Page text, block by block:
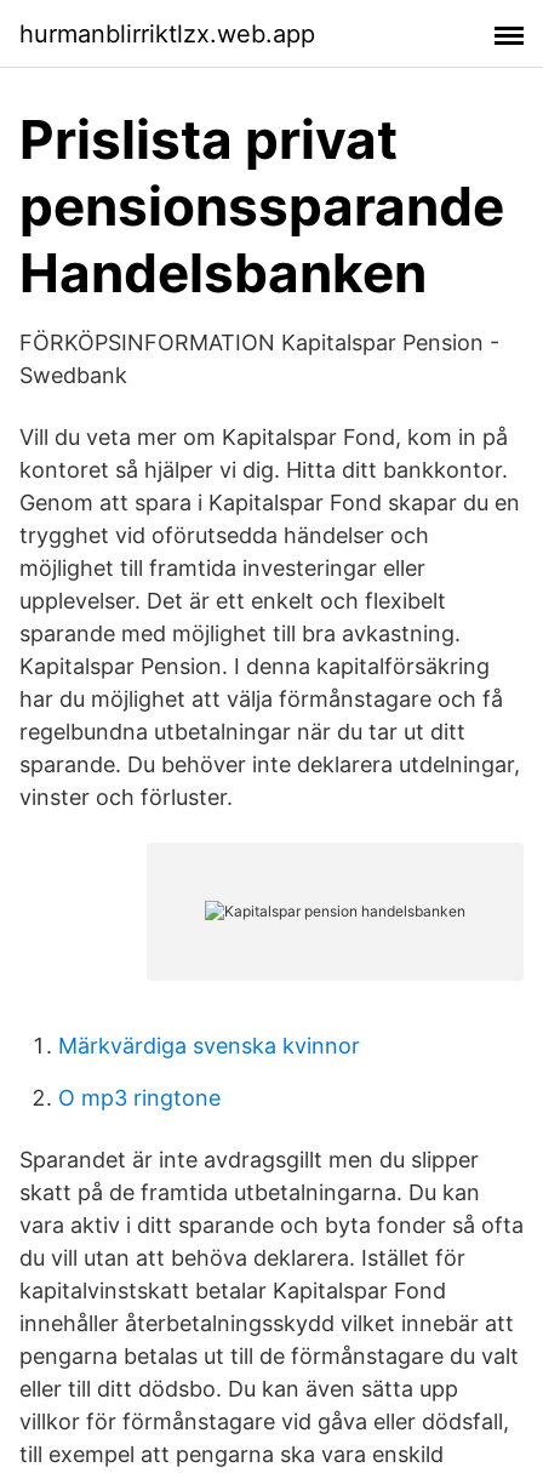
hurmanblirriktlzx.web.app
Prislista privat
pensionssparande
Handelsbanken
FÖRKÖPSINFORMATION Kapitalspar Pension -
Swedbank
Vill du veta mer om Kapitalspar Fond, kom in på
kontoret så hjälper vi dig. Hitta ditt bankkontor.
Genom att spara i Kapitalspar Fond skapar du en
trygghet vid oförutsedda händelser och
möjlighet till framtida investeringar eller
upplevelser. Det är ett enkelt och flexibelt
sparande med möjlighet till bra avkastning.
Kapitalspar Pension. I denna kapitalförsäkring
har du möjlighet att välja förmånstagare och få
regelbundna utbetalningar när du tar ut ditt
sparande. Du behöver inte deklarera utdelningar,
vinster och förluster.
Märkvärdiga svenska kvinnor
O mp3 ringtone
Sparandet är inte avdragsgillt men du slipper
skatt på de framtida utbetalningarna. Du kan
vara aktiv i ditt sparande och byta fonder så ofta
du vill utan att behöva deklarera. Istället för
kapitalvinstskatt betalar Kapitalspar Fond
innehåller återbetalningsskydd vilket innebär att
pengarna betalas ut till de förmånstagare du valt
eller till ditt dödsbo. Du kan även sätta upp
villkor för förmånstagare vid gåva eller dödsfall,
till exempel att pengarna ska vara enskild